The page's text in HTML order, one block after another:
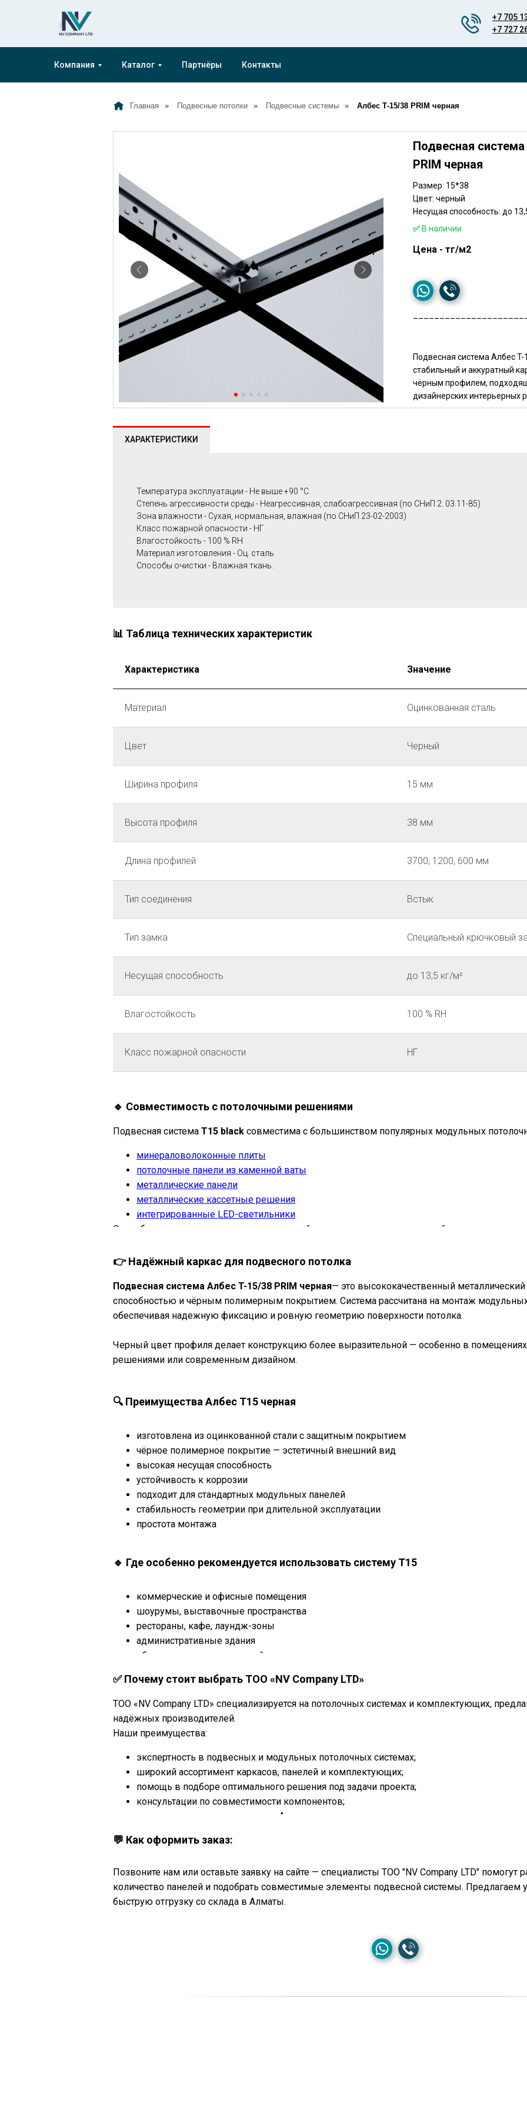
+7 705
+7 727
Компания Каталог Партнёры Контакты
Главная » Подвесные потолки » Подвесные системы » Албес Т-15/38 PRIM черная
Подвесная
PRIM черная
Подвесная система Албес
стабильный и аккуратный
чёрным профилем,
дизайнерских интерьерных
✅ В наличии
Цена - тг/м2
Размер: 15*38
Цвет: черный
Несущая способность: до
ХАРАКТЕРИСТИКИ
Температура эксплуатации - Не выше +90 °C
Степень агрессивности среды - Неагрессивная, слабоагрессивная (по СНиП 2. 03.11-85)
Зона влажности - Сухая, нормальная, влажная (по СНиП 23-02-2003)
Класс пожарной опасности - НГ
Влагостойкость - 100 % RH
Материал изготовления - Оц. сталь
Способы очистки - Влажная ткань.
📊 Таблица технических характеристик
Характеристика Значение
Материал Оцинкованная сталь
Цвет Черный
Ширина профиля 15 мм
Высота профиля 38 мм
Длина профилей 3700, 1200, 600 мм
Тип соединения Встык
Тип замка Специальный крючковый
Несущая способность до 13,5 кг/м²
Влагостойкость 100 % RH
Класс пожарной опасности НГ
🔹 Совместимость с потолочными решениями
Подвесная система T15 black совместима с большинством популярных модульных
минераловолоконные плиты
потолочные панели из каменной ваты
металлические панели
металлические кассетные решения
интегрированные LED-светильники
Эта гибкость делает систему универсальной для разных типов помещений и задач.
👉 Надёжный каркас для подвесного потолка
Подвесная система Албес T-15/38 PRIM черная— это высококачественный
способностью и чёрным полимерным покрытием. Система рассчитана на монтаж
обеспечивая надежную фиксацию и ровную геометрию поверхности потолка.
Черный цвет профиля делает конструкцию более выразительной — особенно в
решениями или современным дизайном.
🔍 Преимущества Албес T15 черная
изготовлена из оцинкованной стали с защитным покрытием
чёрное полимерное покрытие — эстетичный внешний вид
высокая несущая способность
устойчивость к коррозии
подходит для стандартных модульных панелей
стабильность геометрии при длительной эксплуатации
простота монтажа
🔹 Где особенно рекомендуется использовать систему T15
коммерческие и офисные помещения
шоурумы, выставочные пространства
рестораны, кафе, лаундж-зоны
административные здания
общественные зоны с дизайнерским потолком
✅ Почему стоит выбрать ТОО «NV Company LTD»
ТОО «NV Company LTD» специализируется на потолочных системах и комплектующих,
надёжных производителей.
Наши преимущества:
экспертность в подвесных и модульных потолочных системах;
широкий ассортимент каркасов, панелей и комплектующих;
помощь в подборе оптимального решения под задачи проекта;
консультации по совместимости компонентов;
наличие продукции на складе в Алматы.
💬 Как оформить заказ:
Позвоните нам или оставьте заявку на сайте — специалисты ТОО "NV Company LTD" помогут
количество панелей и подобрать совместимые элементы подвесной системы. Предлагаем
быструю отгрузку со склада в Алматы.